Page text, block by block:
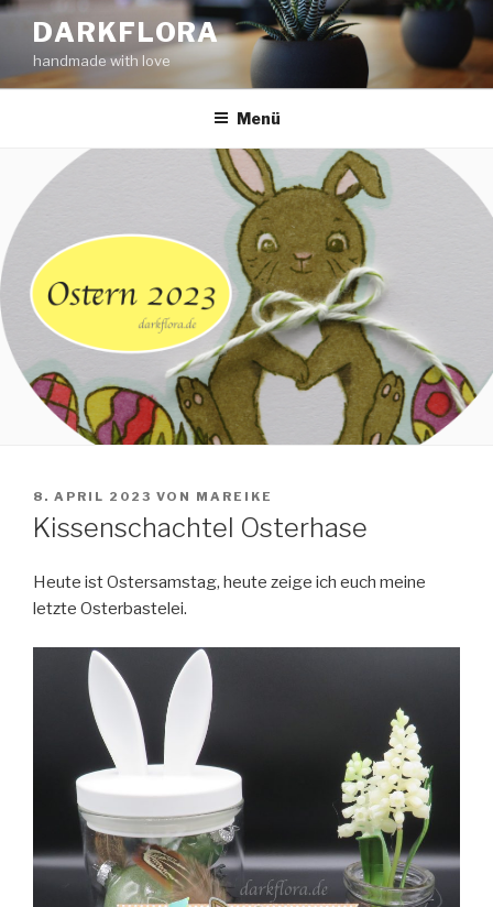
Zum
Inhalt
springen
DARKFLORA
handmade with love
Menü
VERÖFFENTLICHT
AM
8. APRIL 2023 VON MAREIKE
Kissenschachtel Osterhase
Heute ist Ostersamstag, heute zeige ich euch meine
letzte Osterbastelei.